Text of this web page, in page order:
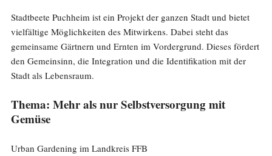
Stadtbeete Puchheim ist ein Projekt der ganzen Stadt und bietet
vielfältige Möglichkeiten des Mitwirkens. Dabei steht das
gemeinsame Gärtnern und Ernten im Vordergrund. Dieses fördert
den Gemeinsinn, die Integration und die Identifikation mit der
Stadt als Lebensraum.
Thema: Mehr als nur Selbstversorgung mit
Gemüse
Urban Gardening im Landkreis FFB